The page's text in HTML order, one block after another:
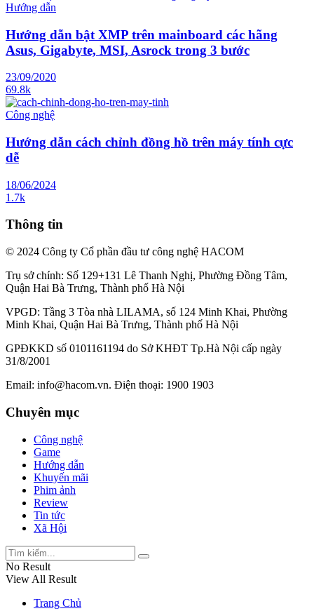
Hướng dẫn
Hướng dẫn bật XMP trên mainboard các hãng
Asus, Gigabyte, MSI, Asrock trong 3 bước
23/09/2020
69.8k
Công nghệ
Hướng dẫn cách chỉnh đồng hồ trên máy tính cực
dễ
18/06/2024
1.7k
Thông tin
© 2024 Công ty Cổ phần đầu tư công nghệ HACOM
Trụ sở chính: Số 129+131 Lê Thanh Nghị, Phường Đồng Tâm,
Quận Hai Bà Trưng, Thành phố Hà Nội
VPGD: Tầng 3 Tòa nhà LILAMA, số 124 Minh Khai, Phường
Minh Khai, Quận Hai Bà Trưng, Thành phố Hà Nội
GPĐKKD số 0101161194 do Sở KHĐT Tp.Hà Nội cấp ngày
31/8/2001
Email: info@hacom.vn. Điện thoại: 1900 1903
Chuyên mục
Công nghệ
Game
Hướng dẫn
Khuyến mãi
Phim ảnh
Review
Tin tức
Xã Hội
No Result
View All Result
Trang Chủ